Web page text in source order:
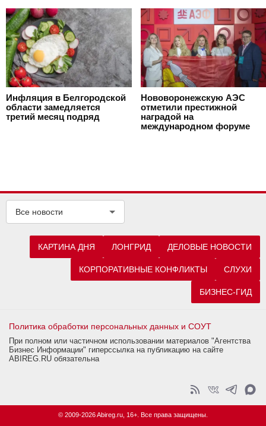
Инфляция в Белгородской
области замедляется
третий месяц подряд
Нововоронежскую АЭС
отметили престижной
наградой на
международном форуме
Все новости
КАРТИНА ДНЯ ЛОНГРИД ДЕЛОВЫЕ НОВОСТИ
КОРПОРАТИВНЫЕ КОНФЛИКТЫ СЛУХИ
БИЗНЕС-ГИД
Политика обработки персональных данных и СОУТ
При полном или частичном использовании материалов "Агентства
Бизнес Информации" гиперссылка на публикацию на сайте
ABIREG.RU обязательна
© 2009-2026 Abireg.ru, 16+. Все права защищены.